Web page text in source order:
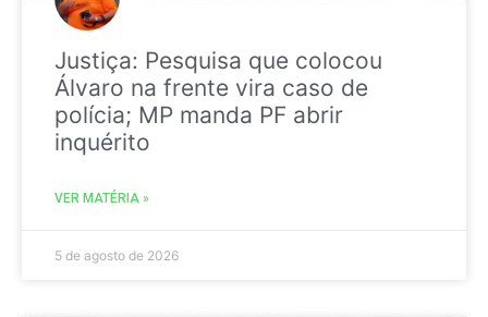
Justiça: Pesquisa que colocou
Álvaro na frente vira caso de
polícia; MP manda PF abrir
inquérito
VER MATÉRIA »
5 de agosto de 2026